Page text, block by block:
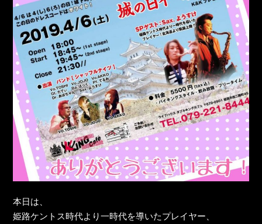
本日は、
姫路ケントス時代より一時代を導いたプレイヤー、